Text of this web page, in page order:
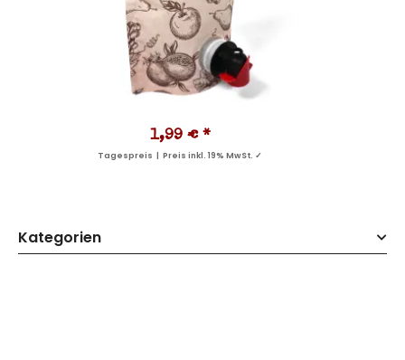
1,99 € *
Tagespreis | Preis inkl. 19% MwSt. ✓
Kategorien